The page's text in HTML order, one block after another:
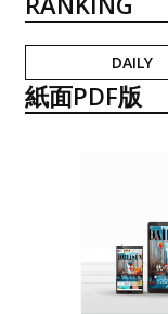
DAILY
紙面PDF版